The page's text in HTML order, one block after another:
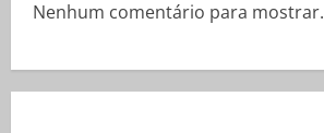
Nenhum comentário para mostrar.